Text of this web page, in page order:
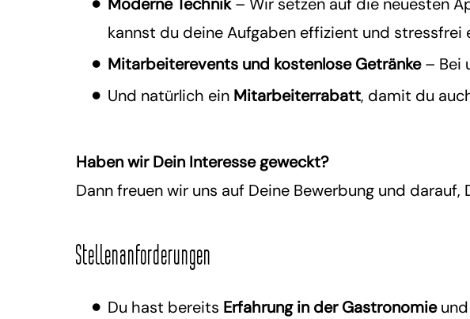
Moderne Technik– Wir setzen auf die neuesten
kannst du deine Aufgaben effizient und stressfrei
Mitarbeiterevents und kostenlose Getränke– Bei
Und natürlich ein Mitarbeiterrabatt, damit du
Haben wir Dein Interesse geweckt?
Dann freuen wir uns auf Deine Bewerbung und
Stellenanforderungen
Du hast bereits Erfahrung in der Gastronomieund